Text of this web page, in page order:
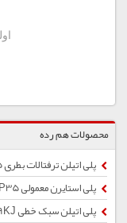
محصولات هم رده
پلی اتیلن ترفتالات بطری BG785
پلی استایرن معمولی GP35
پلی اتیلن سبک خطی 0209KJ